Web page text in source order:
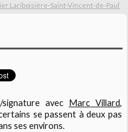
Lariboisière-Saint-Vincent-de-Paul
avec Marc Villard,
se passent à deux pas
ses environs.